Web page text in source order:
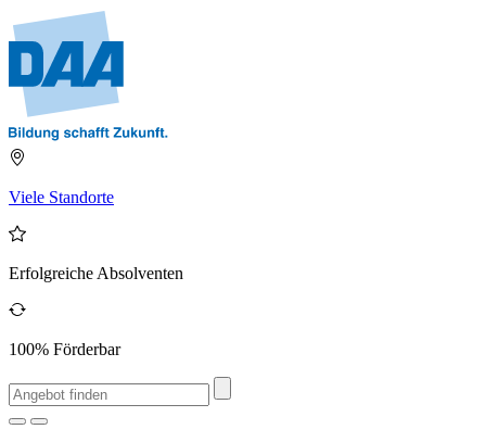
Viele Standorte
Erfolgreiche Absolventen
100% Förderbar